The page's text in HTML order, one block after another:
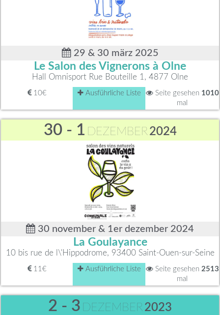
29 & 30 märz 2025
Le Salon des Vignerons à Olne
Hall Omnisport Rue Bouteille 1, 4877 Olne
10€ Ausführliche Liste Seite gesehen 1010
mal
30 - 1 DEZEMBER2024
30 november & 1er dezember 2024
La Goulayance
10 bis rue de l\'Hippodrome, 93400 Saint-Ouen-sur-Seine
11€ Ausführliche Liste Seite gesehen 2513
mal
2 - 3 DEZEMBER2023